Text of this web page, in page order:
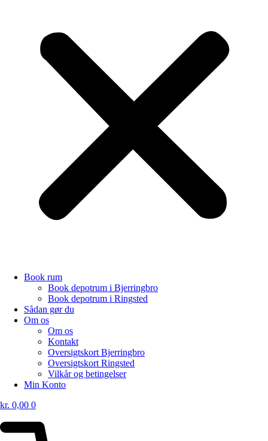
Book rum
Book depotrum i Bjerringbro
Book depotrum i Ringsted
Sådan gør du
Om os
Om os
Kontakt
Oversigtskort Bjerringbro
Oversigtskort Ringsted
Vilkår og betingelser
Min Konto
kr. 0,00 0